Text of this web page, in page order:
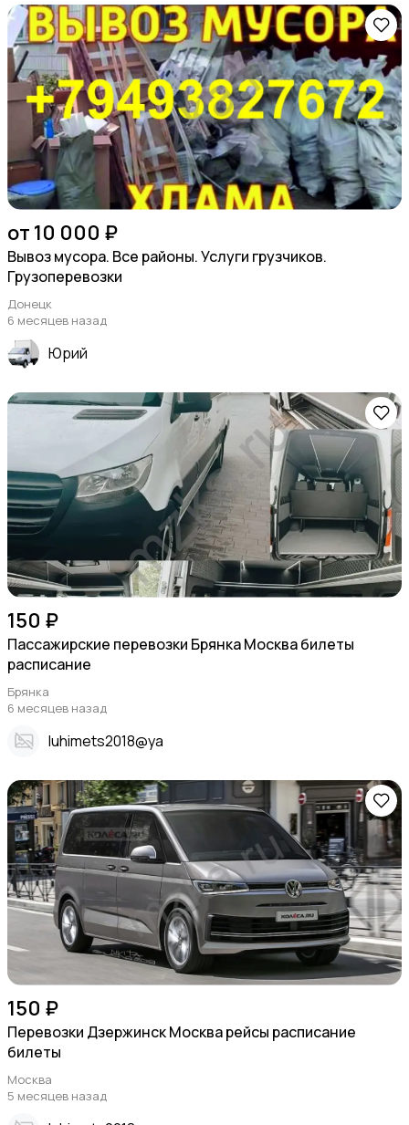
от 10 000 ₽
Вывоз мусора. Все районы. Услуги грузчиков.
Грузоперевозки
Донецк
6 месяцев назад
Юрий
150 ₽
Пассажирские перевозки Брянка Москва билеты
расписание
Брянка
6 месяцев назад
Iuhimets2018@ya
150 ₽
Перевозки Дзержинск Москва рейсы расписание
билеты
Москва
5 месяцев назад